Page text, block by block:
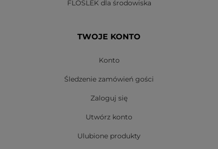
FLOSLEK dla środowiska
TWOJE KONTO
Konto
Śledzenie zamówień gości
Zaloguj się
Utwórz konto
Ulubione produkty